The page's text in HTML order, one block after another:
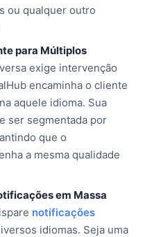
ou qualquer outro
para Múltiplos
exige intervenção
encaminha o cliente
aquele idioma. Sua
ser segmentada por
que o
a mesma qualidade
em Massa
notificações
idiomas. Seja uma